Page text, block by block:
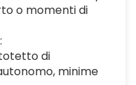
o momenti di
di
minime